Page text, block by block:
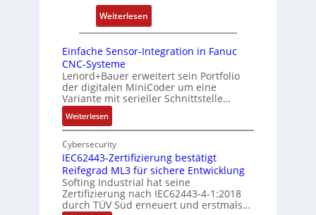
i
t
o
s
m
s
u
n
g
u
Weiterlesen:
D
h
g
e
e
k
o
m
b
Einfache Sensor-Integration in Fanuc
CNC-Systeme
Lenord+Bauer erweitert sein Portfolio
der digitalen MiniCoder um eine
Variante mit serieller Schnittstelle…
Weiterlesen:
E
i
n
a
c
h
Cybersecurity
IEC62443-Zertifizierung bestätigt
Reifegrad ML3 für sichere Entwicklung
Softing Industrial hat seine
Zertifizierung nach IEC62443-4-1:2018
durch TÜV Süd erneuert und erstmals…